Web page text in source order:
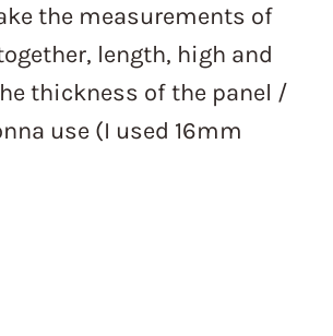
the measurements of
length, high and
thickness of the panel /
use (I used 16mm